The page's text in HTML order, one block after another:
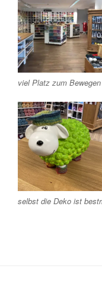
viel Platz zum Bewegen
selbst die Deko ist